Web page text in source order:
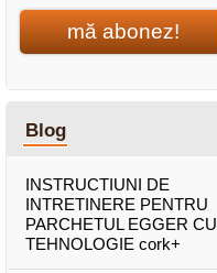
mă abonez!
Blog
INSTRUCTIUNI DE
INTRETINERE PENTRU
PARCHETUL EGGER CU
TEHNOLOGIE cork+